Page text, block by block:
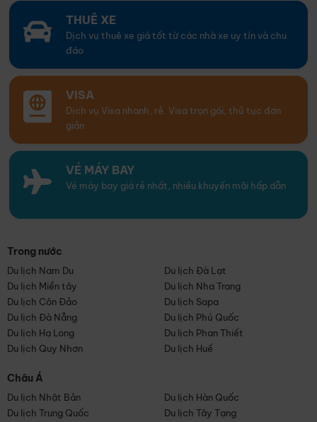
THUÊ XE
Dịch vụ thuê xe giá tốt từ các nhà xe uy tín và chu
đáo
VISA
Dịch vụ Visa nhanh, rẻ. Visa trọn gói, thủ tục đơn
giản
VÉ MÁY BAY
Vé máy bay giá rẻ nhất, nhiều khuyến mãi hấp dẫn
Trong nước
Du lịch Nam Du
Du lịch Đà Lạt
Du lịch Miền tây
Du lịch Nha Trang
Du lịch Côn Đảo
Du lịch Sapa
Du lịch Đà Nẵng
Du lịch Phú Quốc
Du lịch Hạ Long
Du lịch Phan Thiết
Du lịch Quy Nhơn
Du lịch Huế
Châu Á
Du lịch Nhật Bản
Du lịch Hàn Quốc
Du lịch Trung Quốc
Du lịch Tây Tạng